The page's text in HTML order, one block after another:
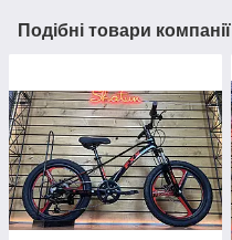
Подібні товари компанії